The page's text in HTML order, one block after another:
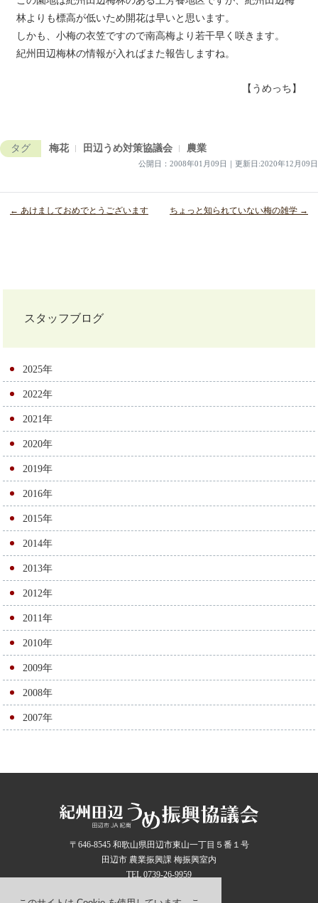
林よりも標高が低いため開花は早いと思います。
しかも、小梅の衣笠ですので南高梅より若干早く咲きます。
紀州田辺梅林の情報が入ればまた報告しますね。
【うめっち】
タグ 梅花 田辺うめ対策協議会 農業
公開日： 2008年01月09日 ｜ 更新日:2020年12月09日
ナ
ビ
ゲ
ー
シ
ョ
ン
← あけましておめでとうございます ちょっと知られていない梅の雑学 →
スタッフブログ
2025年
2022年
2021年
2020年
2019年
2016年
2015年
2014年
2013年
2012年
2011年
2010年
2009年
2008年
2007年
〒646-8545 和歌山県田辺市東山一丁目５番１号
田辺市 農業振興課 梅振興室内
TEL 0739-26-9959